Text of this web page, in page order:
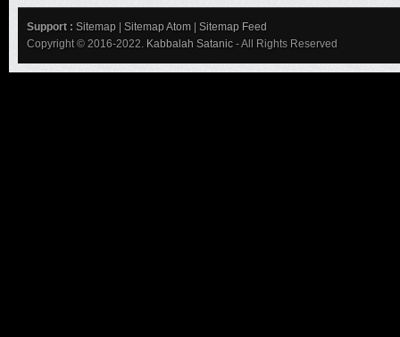
Support : Sitemap | Sitemap Atom | Sitemap Feed
Copyright © 2016-2022. Kabbalah Satanic - All Rights Reserved